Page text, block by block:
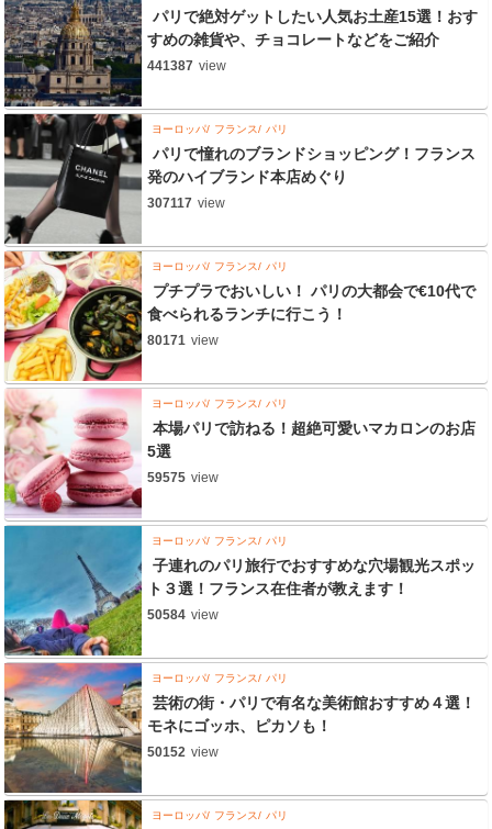
パリで絶対ゲットしたい人気お土産15選！おす
すめの雑貨や、チョコレートなどをご紹介
441387 view
ヨーロッパ フランス パリ
パリで憧れのブランドショッピング！フランス
発のハイブランド本店めぐり
307117 view
ヨーロッパ フランス パリ
プチプラでおいしい！ パリの大都会で€10代で
食べられるランチに行こう！
80171 view
ヨーロッパ フランス パリ
本場パリで訪ねる！超絶可愛いマカロンのお店
5選
59575 view
ヨーロッパ フランス パリ
子連れのパリ旅行でおすすめな穴場観光スポッ
ト３選！フランス在住者が教えます！
50584 view
ヨーロッパ フランス パリ
芸術の街・パリで有名な美術館おすすめ４選！
モネにゴッホ、ピカソも！
50152 view
ヨーロッパ フランス パリ